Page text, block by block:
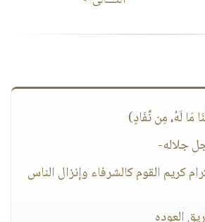
مَا لَهُۥ مِن نَّفَادٍ)
جل جلاله-
كريم القوم كالشرفاء وإنزال الناس